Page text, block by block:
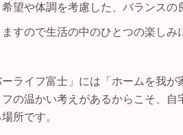
望や体調を考慮した、バランスの
すので生活の中のひとつの楽しみ
ライフ富士」には「ホームを我
の温かい考えがあるからこそ、
所です。